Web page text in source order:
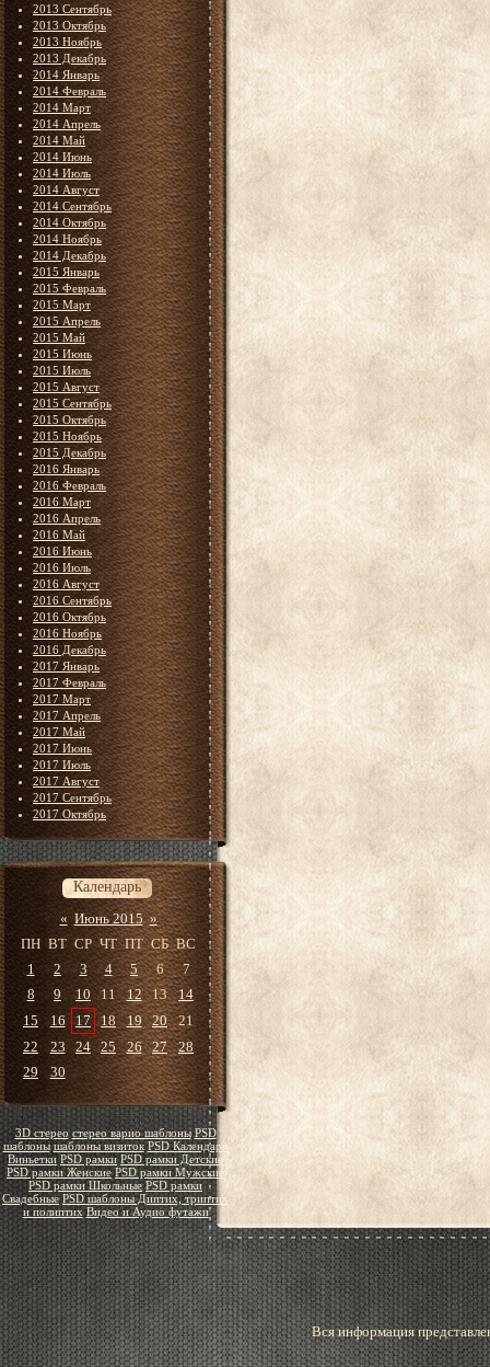
2013 Сентябрь
2013 Октябрь
2013 Ноябрь
2013 Декабрь
2014 Январь
2014 Февраль
2014 Март
2014 Апрель
2014 Май
2014 Июнь
2014 Июль
2014 Август
2014 Сентябрь
2014 Октябрь
2014 Ноябрь
2014 Декабрь
2015 Январь
2015 Февраль
2015 Март
2015 Апрель
2015 Май
2015 Июнь
2015 Июль
2015 Август
2015 Сентябрь
2015 Октябрь
2015 Ноябрь
2015 Декабрь
2016 Январь
2016 Февраль
2016 Март
2016 Апрель
2016 Май
2016 Июнь
2016 Июль
2016 Август
2016 Сентябрь
2016 Октябрь
2016 Ноябрь
2016 Декабрь
2017 Январь
2017 Февраль
2017 Март
2017 Апрель
2017 Май
2017 Июнь
2017 Июль
2017 Август
2017 Сентябрь
2017 Октябрь
Календарь
« Июнь 2015 »
ПН ВТ СР ЧТ ПТ СБ ВС
1
2 3 4 5 6
7
8
9 10 11 12 13
14
15
16 17 18 19 20
21
22
23 24 25 26 27
28
29
30
3D стерео стерео варио шаблоны PSD
шаблоны шаблоны визиток PSD Календари
Виньетки PSD рамки PSD рамки Детские
PSD рамки Женские PSD рамки Мужские
PSD рамки Школьные PSD рамки
Свадебные PSD шаблоны Диптих, триптих
и полиптих Видео и Аудио футажи
Вся информация